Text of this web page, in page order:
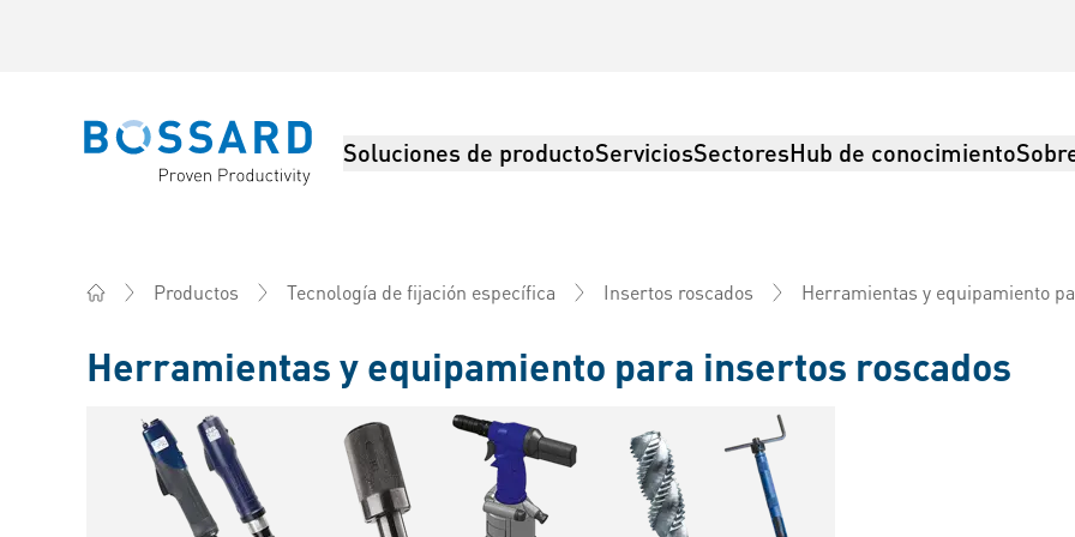
Bossard homepage Soluciones de productoServiciosSectoresHub de conocimiento
Productos Tecnología de fijación específica Insertos roscados Herramientas y equipamiento
Herramientas y equipamiento para insertos roscados